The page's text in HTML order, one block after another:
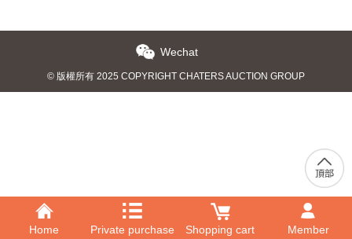
Wechat
© 版權所有 2025 COPYRIGHT CHATERS AUCTION GROUP
Home Private purchase Shopping cart Member